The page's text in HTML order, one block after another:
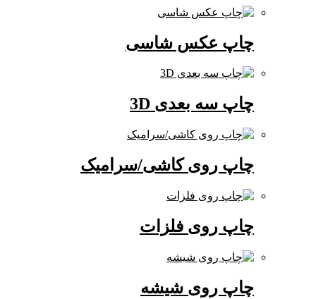
چاپ عکس شاسی
چاپ سه بعدی 3D
چاپ روی کاشی/سرامیک
چاپ روی فلزات
چاپ روی شیشه